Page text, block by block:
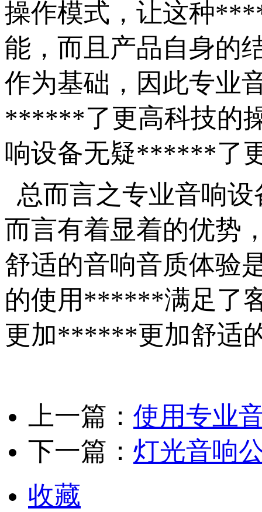
操作模式，让这种
能，而且产品自身的
作为基础，因此专业
******了更高科技的
响设备无疑******了
总而言之专业音响
而言有着显着的优势
舒适的音响音质体验
的使用******满足了
更加******更加舒适
上一篇： 使用专业
下一篇： 灯光音响
收藏